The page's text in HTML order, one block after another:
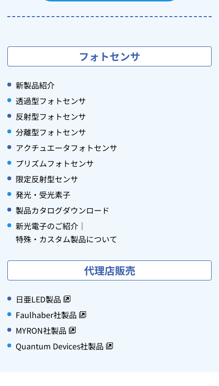
フォトセンサ
新製品紹介
透過型フォトセンサ
反射型フォトセンサ
分離型フォトセンサ
アクチュエータフォトセンサ
プリズムフォトセンサ
限定反射型センサ
発光・受光素子
製品カタログダウンロード
新光電子のご紹介｜
特殊・カスタム製品について
代理店販売
日亜LED製品
Faulhaber社製品
MYRON社製品
Quantum Devices社製品